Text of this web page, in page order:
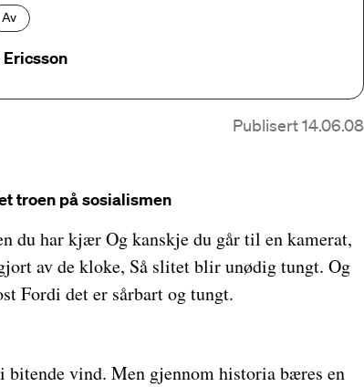
Av
Publisert 14.06.08
troen på sosialismen
du har kjær Og kanskje du går til en kamerat,
av de kloke, Så slitet blir unødig tungt. Og
Fordi det er sårbart og tungt.
vind. Men gjennom historia bæres en